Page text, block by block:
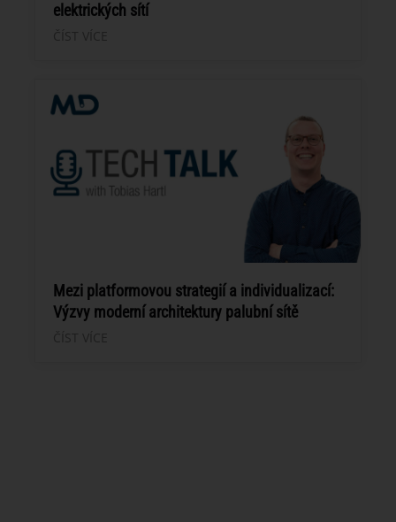
elektrických sítí
Mezi platformovou strategií a individualizací:
Výzvy moderní architektury palubní sítě